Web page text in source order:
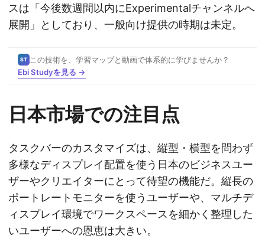
スは「今後数週間以内にExperimentalチャンネルへ
展開」としており、一般向け提供の時期は未定。
ST
この技術を、学習マップと動画で体系的に学びませんか？
Ebi Studyを見る →
日本市場での注目点
タスクバーのカスタマイズは、縦型・横型を問わず
多様なディスプレイ配置を使う日本のビジネスユー
ザーやクリエイターにとって待望の機能だ。縦長の
ポートレートモニターを使うユーザーや、マルチデ
ィスプレイ環境でワークスペースを細かく整理した
いユーザーへの恩恵は大きい。